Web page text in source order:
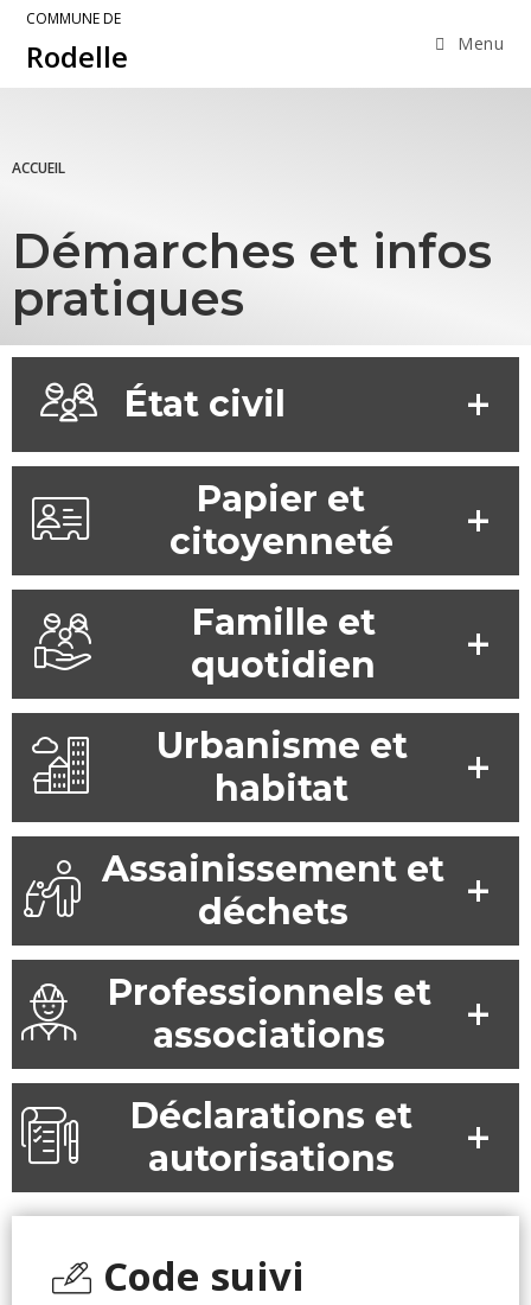
COMMUNE DE
Rodelle Menu
ACCUEIL
Démarches et infos
pratiques
Code suivi
État civil
Papier et
citoyenneté
Famille et
quotidien
Urbanisme et
habitat
Assainissement et
déchets
Professionnels et
associations
Déclarations et
autorisations